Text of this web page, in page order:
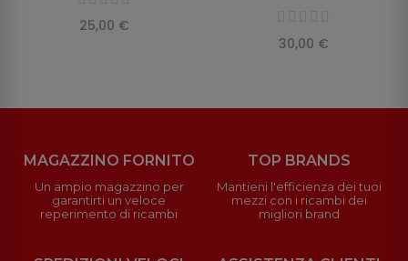
25,00 €
30,00 €
MAGAZZINO FORNITO
Un ampio magazzino per
garantirti un veloce
reperimento di ricambi
TOP BRANDS
Mantieni l'efficienza dei tuoi
mezzi con i ricambi dei
migliori brand